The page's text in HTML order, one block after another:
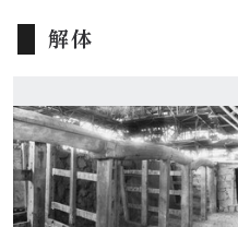
解体